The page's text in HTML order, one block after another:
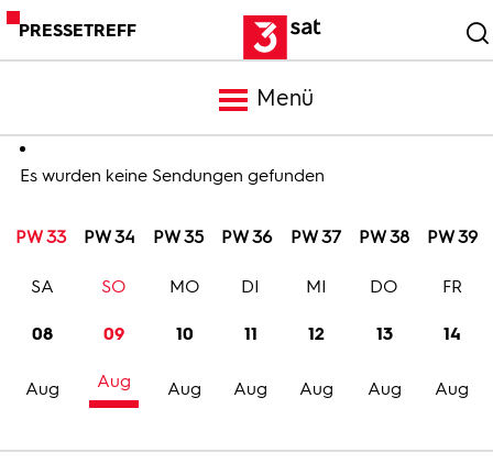
PRESSETREFF
Menü
Meldungen
Programm
Trailer
Bilder
Es wurden keine Sendungen gefunden
PW 33 PW 34 PW 35 PW 36 PW 37 PW 38 PW 39
08
Aug
SA
09
Aug
SO
10
Aug
MO
11
Aug
DI
12
Aug
MI
13
Aug
DO
14
Aug
FR